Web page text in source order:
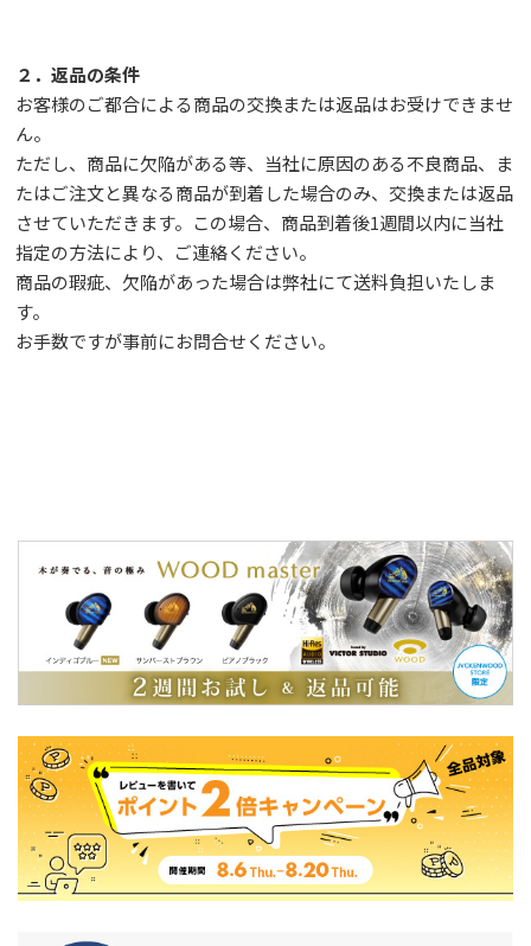
２．返品の条件
お客様のご都合による商品の交換または返品はお受けできませ
ん。
ただし、 商品に欠陥がある等、当社に原因のある不良商品、ま
たはご注文と異なる商品が到着した場合のみ、交換または返品
させていただきます。この場合、商品到着後1週間以内に当社
指定の方法により、ご連絡ください。
商品の瑕疵、欠陥があった場合は弊社にて送料負担いたしま
す。
お手数ですが事前にお問合せください。